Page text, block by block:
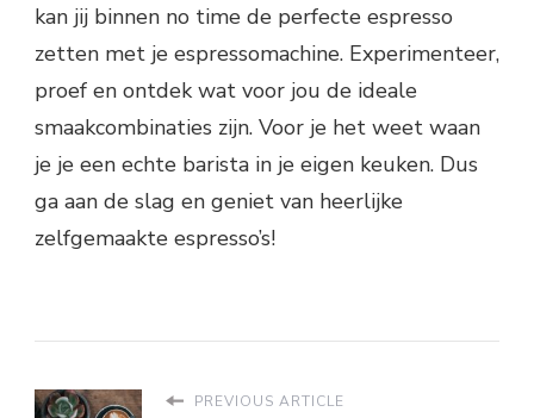
kan jij binnen no time de perfecte espresso
zetten met je espressomachine. Experimenteer,
proef en ontdek wat voor jou de ideale
smaakcombinaties zijn. Voor je het weet waan
je je een echte barista in je eigen keuken. Dus
ga aan de slag en geniet van heerlijke
zelfgemaakte espresso’s!
PREVIOUS ARTICLE